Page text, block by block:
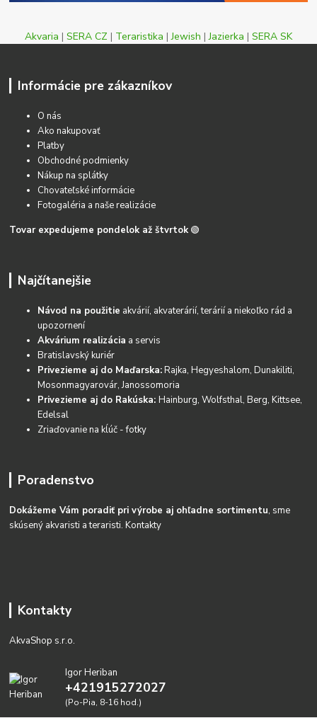
Akvaria | SERA CZ | Teraristika |Jewish |Jazierka | SERA SK
Informácie pre zákazníkov
O nás
Ako nakupovať
Platby
Obchodné podmienky
Nákup na splátky
Chovateľské informácie
Fotogaléria a naše realizácie
Tovar expedujeme pondelok až štvrtok 🟢
Najčítanejšie
Návod na použitie akvárií, akvaterárií, terárií a niekoľko rád a
upozornení
Akvárium realizácia a servis
Bratislavský kuriér
Privezieme aj do Maďarska:Rajka, Hegyeshalom, Dunakiliti,
Mosonmagyarovár, Janossomoria
Privezieme aj do Rakúska:Hainburg, Wolfsthal, Berg, Kittsee,
Edelsal
Zriaďovanie na kĺúč - fotky
Poradenstvo
Dokážeme Vám poradiť pri výrobe aj ohľadne sortimentu, sme
skúsený akvaristi a teraristi.Kontakty
Kontakty
AkvaShop s.r.o.
Igor Heriban
+421915272027
(Po-Pia, 8-16 hod.)